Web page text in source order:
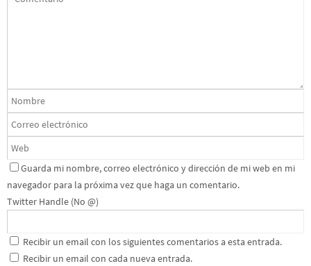
Guarda mi nombre, correo electrónico y dirección de mi web en mi
navegador para la próxima vez que haga un comentario.
Twitter Handle (No @)
Recibir un email con los siguientes comentarios a esta entrada.
Recibir un email con cada nueva entrada.